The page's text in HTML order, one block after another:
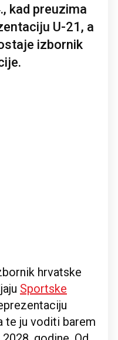
kad preuzima
U-21, a
izbornik
hrvatske
Sportske
te ju voditi barem